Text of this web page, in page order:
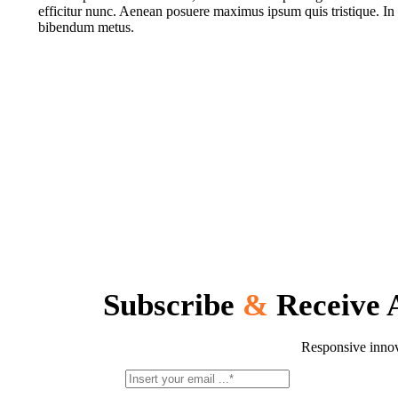
efficitur nunc. Aenean posuere maximus ipsum quis tristique.
bibendum metus.
Subscribe & Receive
Responsive